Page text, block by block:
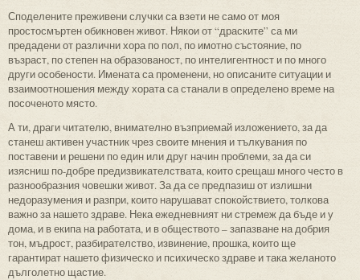
Споделените преживени случки са взети не само от моя
простосмъртен обикновен живот. Някои от “драските” са ми
предадени от различни хора по пол, по имотно състояние, по
възраст, по степен на образованост, по интелигентност и по много
други особености. Имената са променени, но описаните ситуации и
взаимоотношения между хората са станали в определено време на
посоченото място.
А ти, драги читателю, внимателно възприемай изложението, за да
станеш активен участник чрез своите мнения и тълкувания по
поставени и решени по един или друг начин проблеми, за да си
изясниш по-добре предизвикателствата, които срещаш много често в
разнообразния човешки живот. За да се предпазиш от излишни
недоразумения и разпри, които нарушават спокойствието, толкова
важно за нашето здраве. Нека ежедневният ни стремеж да бъде и у
дома, и в екипа на работата, и в обществото – запазване на добрия
тон, мъдрост, разбирателство, извинение, прошка, които ще
гарантират нашето физическо и психическо здраве и така желаното
дълголетно щастие.